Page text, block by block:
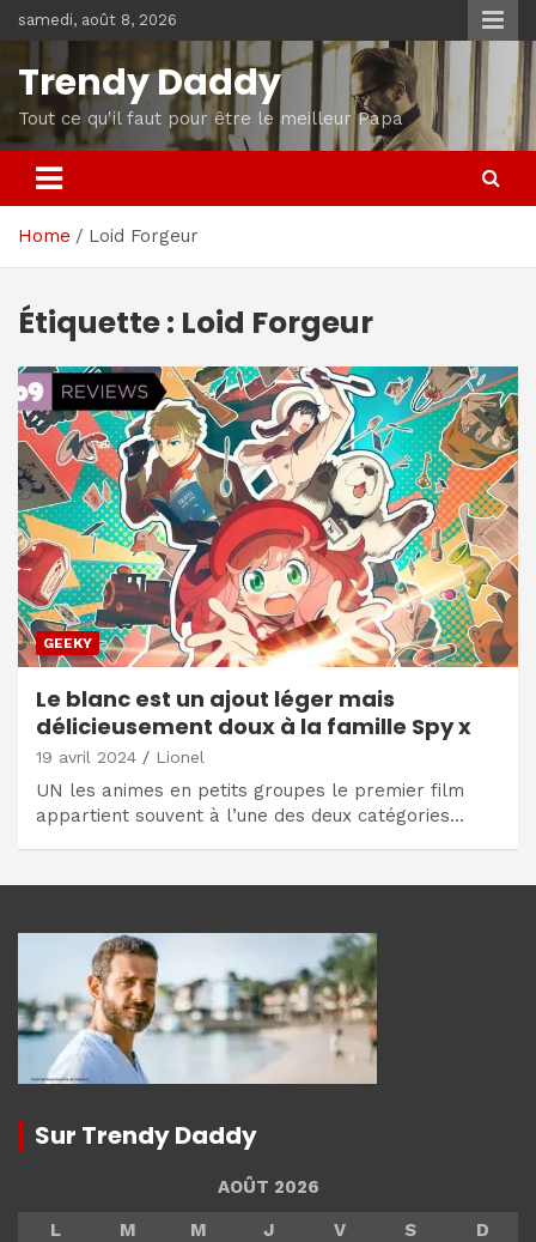
to
content
samedi, août 8, 2026
Trendy Daddy
Tout ce qu'il faut pour être le meilleur Papa
Home Loid Forgeur
Étiquette : Loid Forgeur
GEEKY
Le blanc est un ajout léger mais
délicieusement doux à la famille Spy x
19 avril 2024 Lionel
UN les animes en petits groupes le premier film
appartient souvent à l’une des deux catégories…
Sur Trendy Daddy
AOÛT 2026
L
M M J V S
D